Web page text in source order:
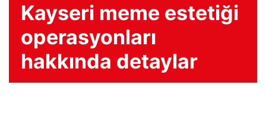
Kayseri meme estetiği
operasyonları
hakkında detaylar